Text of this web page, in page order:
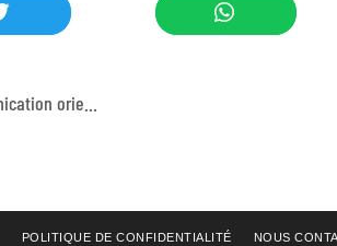
POLITIQUE DE CONFIDENTIALITÉ NOUS